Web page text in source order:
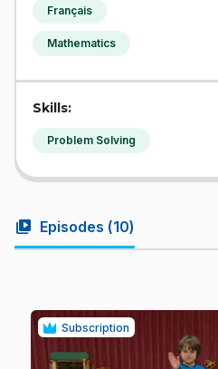
Français
Mathematics
Skills:
Problem Solving
video_library Episodes (10)
Subscription